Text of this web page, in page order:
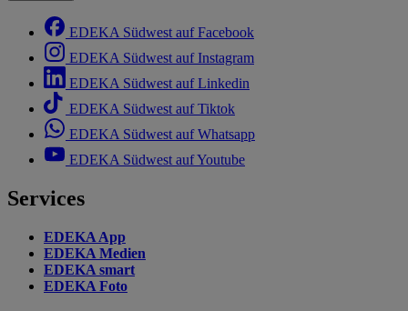
EDEKA Südwest auf Facebook
EDEKA Südwest auf Instagram
EDEKA Südwest auf Linkedin
EDEKA Südwest auf Tiktok
EDEKA Südwest auf Whatsapp
EDEKA Südwest auf Youtube
Services
EDEKA App
EDEKA Medien
EDEKA smart
EDEKA Foto